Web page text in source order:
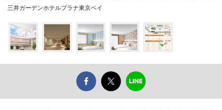
三井ガーデンホテルプラナ東京ベイ